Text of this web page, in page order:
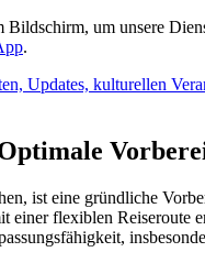
um unsere
.
Updates, kulturellen
ist eine gründliche
einer flexiblen Reiseroute